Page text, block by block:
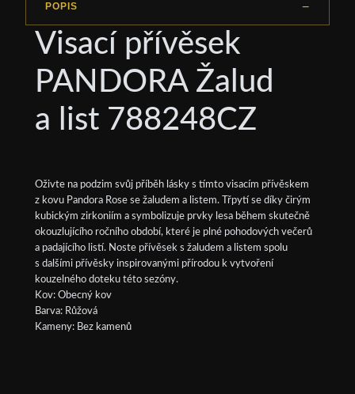
POPIS
Visací přívěsek
PANDORA Žalud
a list 788248CZ
Oživte na podzim svůj příběh lásky s tímto visacím přívěskem
z kovu Pandora Rose se žaludem a listem. Třpytí se díky čirým
kubickým zirkoniím a symbolizuje prvky lesa během skutečně
okouzlujícího ročního období, které je plné pohodových večerů
a padajícího listí. Noste přívěsek s žaludem a listem spolu
s dalšími přívěsky inspirovanými přírodou k vytvoření
kouzelného doteku této sezóny.
Kov: Obecný kov
Barva: Růžová
Kameny: Bez kamenů